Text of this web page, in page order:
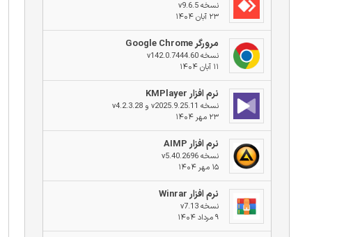
نسخه v9.6.5
۲۳ آبان ۱۴۰۴
مرورگر Google Chrome
نسخه v142.0.7444.60
۱۱ آبان ۱۴۰۴
نرم افزار KMPlayer
نسخه v2025.9.25.11 و v4.2.3.28
۲۳ مهر ۱۴۰۴
نرم افزار AIMP
نسخه v5.40.2696
۱۵ مهر ۱۴۰۴
نرم افزار Winrar
نسخه v7.13
۹ مرداد ۱۴۰۴